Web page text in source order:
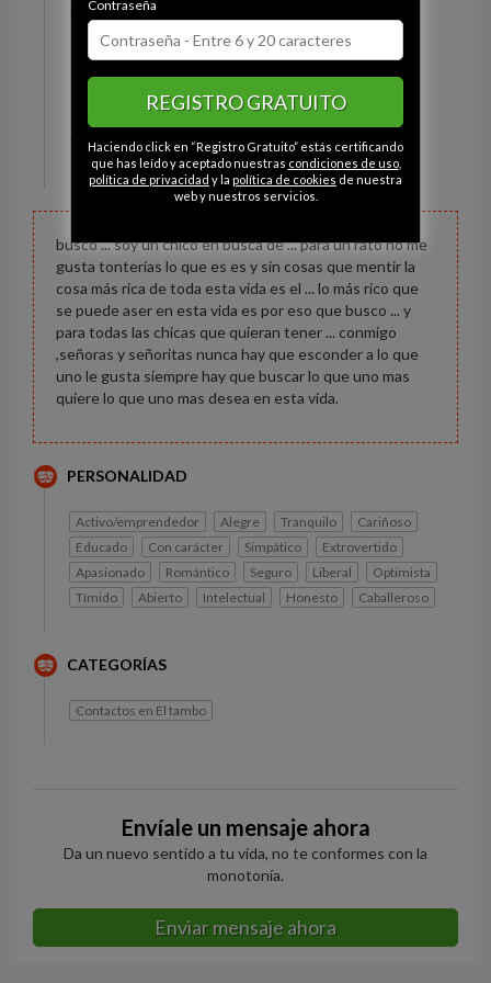
Estado civil:
Ojos: Verde-gris
Constitución: Normal
Altura: 170 cm
Peso: 67 kg
busco ... soy un chico en busca de ... para un rato no me
gusta tonterías lo que es es y sin cosas que mentir la
cosa más rica de toda esta vida es el ... lo más rico que
se puede aser en esta vida es por eso que busco ... y
para todas las chicas que quieran tener ... conmigo
,señoras y señoritas nunca hay que esconder a lo que
uno le gusta siempre hay que buscar lo que uno mas
quiere lo que uno mas desea en esta vida.
PERSONALIDAD
Activo/emprendedor Alegre Tranquilo
Cariñoso
Educado
Con carácter Simpático
Extrovertido
Apasionado
Romántico Seguro Liberal
Optimista
Tímido
Abierto Intelectual Honesto Caballeroso
CATEGORÍAS
Contactos en El tambo
Envíale un mensaje ahora
Da un nuevo sentido a tu vida, no te conformes con la
monotonía.
Enviar mensaje ahora
Contraseña
REGISTRO GRATUITO
Haciendo click en “Registro Gratuito” estás certificando
que has leído y aceptado nuestras condiciones de uso,
política de privacidad y la política de cookies de nuestra
web y nuestros servicios.